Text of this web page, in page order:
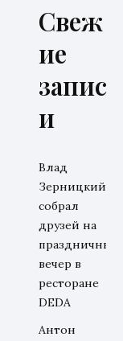
Свеж
ие
запис
и
Влад
Зерницкий
собрал
друзей на
праздничный
вечер в
ресторане
DEDA
Антон